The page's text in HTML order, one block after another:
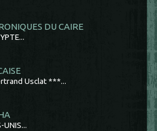
DU CAIRE
Usclat ***...